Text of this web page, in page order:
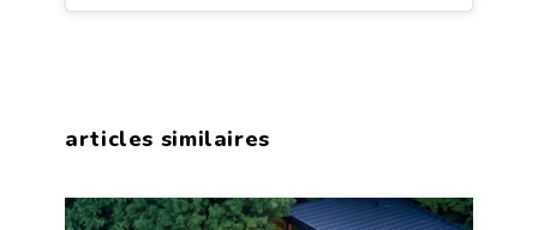
articles similaires